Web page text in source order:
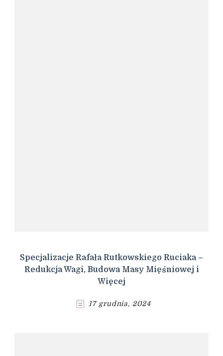
Specjalizacje Rafała Rutkowskiego Ruciaka –
Redukcja Wagi, Budowa Masy Mięśniowej i
Więcej
17 grudnia, 2024